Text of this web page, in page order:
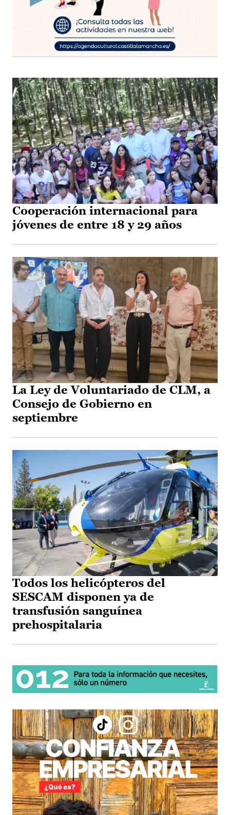
Cooperación internacional para
jóvenes de entre 18 y 29 años
La Ley de Voluntariado de CLM, a
Consejo de Gobierno en
septiembre
Todos los helicópteros del
SESCAM disponen ya de
transfusión sanguínea
prehospitalaria